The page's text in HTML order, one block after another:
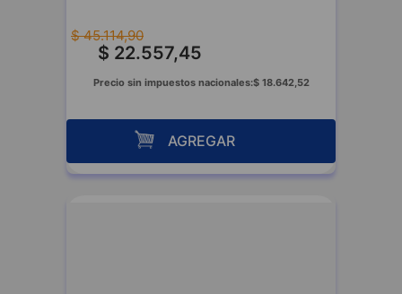
$ 45.114,90
$ 22.557,45
Precio sin impuestos nacionales:$ 18.642,52
AGREGAR